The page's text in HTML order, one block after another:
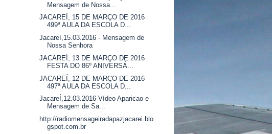
Mensagem de Nossa...
JACAREÍ, 15 DE MARÇO DE 2016
499ª AULA DA ESCOLA D...
Jacareí,15.03.2016 - Mensagem de
Nossa Senhora
JACAREÍ, 13 DE MARÇO DE 2016
FESTA DO 86º ANIVERSÁ...
JACAREÍ, 12 DE MARÇO DE 2016
497ª AULA DA ESCOLA D...
JacareÍ,12.03.2016-Vídeo Aparicao e
Mensagem de Sa...
http://radiomensageiradapazjacarei.blo
gspot.com.br